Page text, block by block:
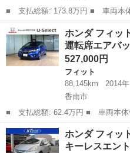
■ 支払総額: 173.8万円 ■ 車両本体価格： 1,592,000 円 ■ メーカ
ー名： ホンダ ■ 車種名： フィ
０周年特別仕様車カーサ サイド
レス ■...
高知 高知市 フィット
ホンダ フィッ
運転席エア
527,000円
フィット
88,145km
2014年
香南市
■ 支払総額: 62.4万円 ■ 車両本体価格： 527,000 円 ■ メーカー
名： ホンダ ■ 車種名： フィッ
名： Ｌパッケージ 運転席エア
ｏｏｔｈ サイド...
高知 香南市 フィット
ホンダ フィ
キーレスエン